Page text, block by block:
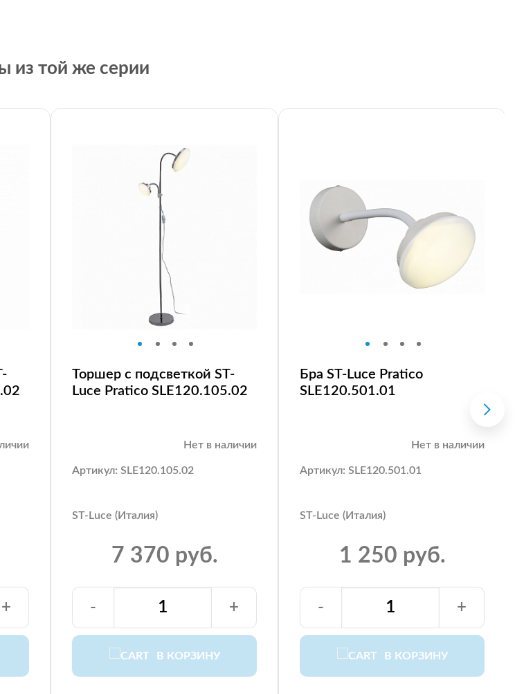
из той же серии
+
Торшер с подсветкой ST-
Luce Pratico SLE120.105.02
Нет в наличии
Артикул: SLE120.105.02
ST-Luce (Италия)
7 370 руб.
В КОРЗИНУ
- +
Бра ST-Luce Pratico
SLE120.501.01
Нет в наличии
Артикул: SLE120.501.01
ST-Luce (Италия)
1 250 руб.
В КОРЗИНУ
- +